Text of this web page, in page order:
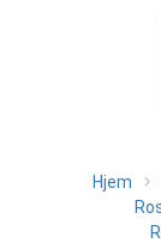
Hjem